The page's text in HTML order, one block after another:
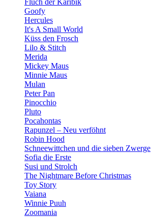
Fluch der Karibik
Goofy
Hercules
It's A Small World
Küss den Frosch
Lilo & Stitch
Merida
Mickey Maus
Minnie Maus
Mulan
Peter Pan
Pinocchio
Pluto
Pocahontas
Rapunzel – Neu verföhnt
Robin Hood
Schneewittchen und die sieben Zwerge
Sofia die Erste
Susi und Strolch
The Nightmare Before Christmas
Toy Story
Vaiana
Winnie Puuh
Zoomania